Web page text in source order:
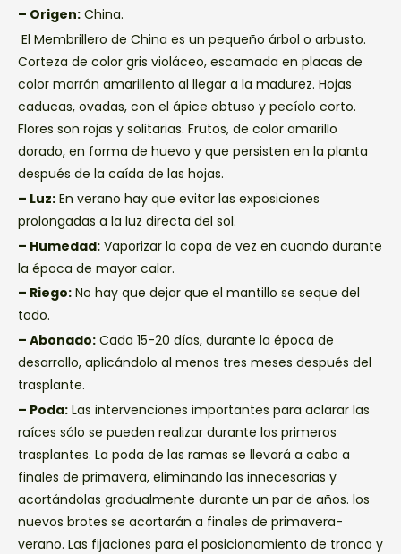
– Origen: China.
El Membrillero de China es un pequeño árbol o arbusto.
Corteza de color gris violáceo, escamada en placas de
color marrón amarillento al llegar a la madurez. Hojas
caducas, ovadas, con el ápice obtuso y pecíolo corto.
Flores son rojas y solitarias. Frutos, de color amarillo
dorado, en forma de huevo y que persisten en la planta
después de la caída de las hojas.
– Luz: En verano hay que evitar las exposiciones
prolongadas a la luz directa del sol.
– Humedad: Vaporizar la copa de vez en cuando durante
la época de mayor calor.
– Riego: No hay que dejar que el mantillo se seque del
todo.
– Abonado: Cada 15-20 días, durante la época de
desarrollo, aplicándolo al menos tres meses después del
trasplante.
– Poda: Las intervenciones importantes para aclarar las
raíces sólo se pueden realizar durante los primeros
trasplantes. La poda de las ramas se llevará a cabo a
finales de primavera, eliminando las innecesarias y
acortándolas gradualmente durante un par de años. los
nuevos brotes se acortarán a finales de primavera-
verano. Las fijaciones para el posicionamiento de tronco y